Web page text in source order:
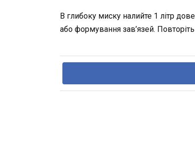
В глибоку миску налийте 1 літр
або формування зав’язей.